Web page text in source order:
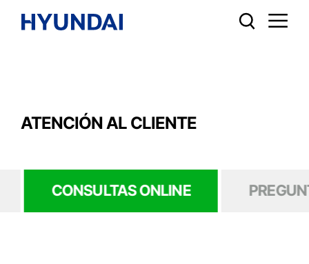
ATENCIÓN AL CLIENTE
CONSULTAS ONLINE